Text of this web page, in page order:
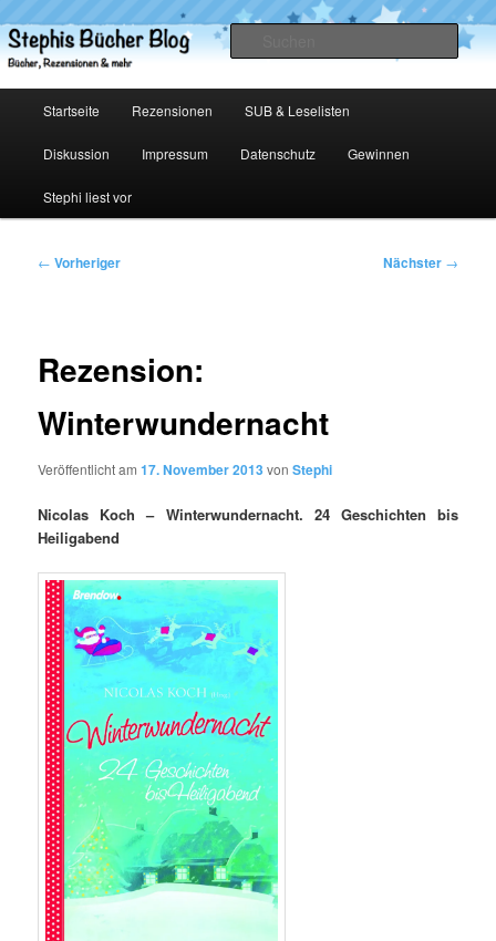
primären
Inhalt
Stephis Bücher Blog
Startseite Rezensionen SUB & Leselisten
Diskussion Impressum Datenschutz Gewinnen
Stephi liest vor
Beitragsnavigation
← Vorheriger Nächster →
Rezension:
Winterwundernacht
Veröffentlicht am17. November 2013 vonStephi
Nicolas Koch – Winterwundernacht. 24 Geschichten bis
Heiligabend